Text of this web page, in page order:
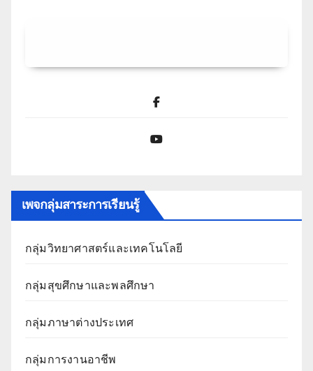
Facebook
YouTube
เพจกลุ่มสาระการเรียนรู้
กลุ่มวิทยาศาสตร์และเทคโนโลยี
กลุ่มสุขศึกษาและพลศึกษา
กลุ่มภาษาต่างประเทศ
กลุ่มการงานอาชีพ